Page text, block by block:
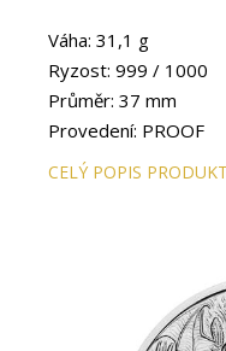
Váha: 31,1 g
Ryzost: 999 / 1000
Průměr: 37 mm
Provedení: PROOF
CELÝ POPIS